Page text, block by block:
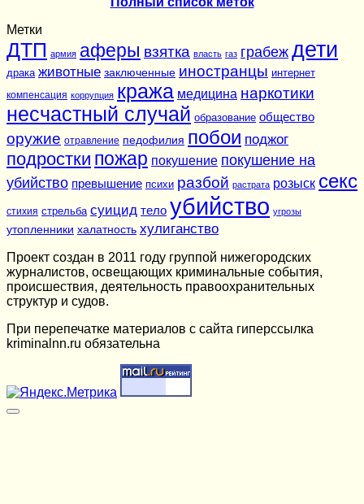
Метки
ДТП армия аферы взятка власть газ грабеж дети
драка животные заключенные иностранцы интернет
компенсация коррупция кража медицина наркотики
несчастный случай образование общество
оружие отравление педофилия побои поджог
подростки пожар покушение покушение на
убийство превышение психи разбой растрата розыск секс
стихия стрельба суицид тело убийство угрозы
утопленники халатность хулиганство
Проект создан в 2011 году группой нижегородских
журналистов, освещающих криминальные события,
происшествия, деятельность правоохранительных
структур и судов.
При перепечатке материалов c сайта гиперссылка
kriminalnn.ru обязательна